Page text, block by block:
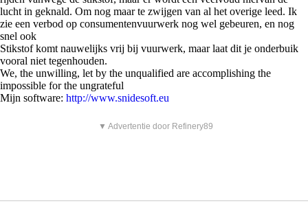
lucht in geknald. Om nog maar te zwijgen van al het overige leed. Ik
zie een verbod op consumentenvuurwerk nog wel gebeuren, en nog
snel ook
Stikstof komt nauwelijks vrij bij vuurwerk, maar laat dit je onderbuik
vooral niet tegenhouden.
We, the unwilling, let by the unqualified are accomplishing the
impossible for the ungrateful
Mijn software: http://www.snidesoft.eu
▼ Advertentie door Refinery89